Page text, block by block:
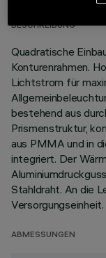
BESCHREIBUNG
Quadratische
Konturenrahmen.
Lichtstrom für
bestehend aus
Prismenstruktur,
aus PMMA und in
integriert. Der
Stahldraht. An die
Versorgungseinheit.
ABMESSUNGEN